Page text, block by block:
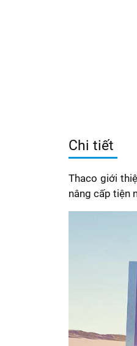
Chi tiết
Thaco giới
nâng cấp tiện